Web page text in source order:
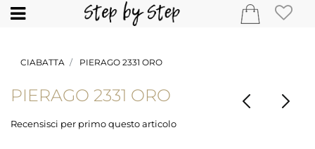
Open
CIABATTA PIERAGO 2331 ORO
PIERAGO 2331 ORO
Recensisci per primo questo articolo